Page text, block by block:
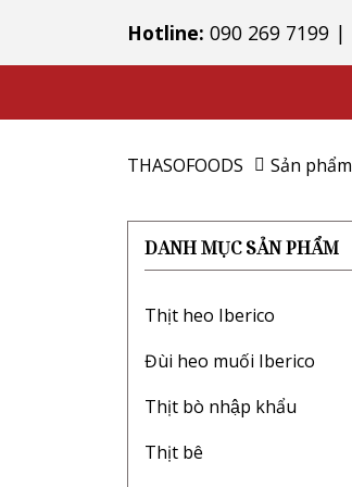
Hotline: 090 269 7199 |
THASOFOODS Sản phẩm
DANH MỤC SẢN PHẨM
Thịt heo Iberico
Đùi heo muối Iberico
Thịt bò nhập khẩu
Thịt bê